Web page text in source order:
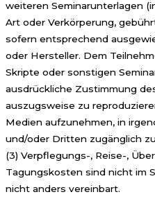
weiteren Seminarunterlagen
Art oder Verkörperung,
sofern entsprechend
oder Hersteller. Dem
Skripte oder sonstigen
ausdrückliche Zustimmung
auszugsweise zu
Medien aufzunehmen, in
und/oder Dritten zugänglich
(3) Verpflegungs-, Reise-,
Tagungskosten sind nicht im
nicht anders vereinbart.